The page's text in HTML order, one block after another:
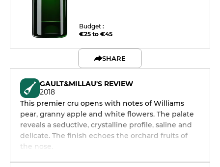
Budget :
€25 to €45
SHARE
GAULT&MILLAU'S REVIEW
2018
This premier cru opens with notes of Williams
pear, granny apple and white flowers. The palate
reveals a seductive, crystalline profile, saline and
delicate. The finish echoes the orchard fruits of
the nose.